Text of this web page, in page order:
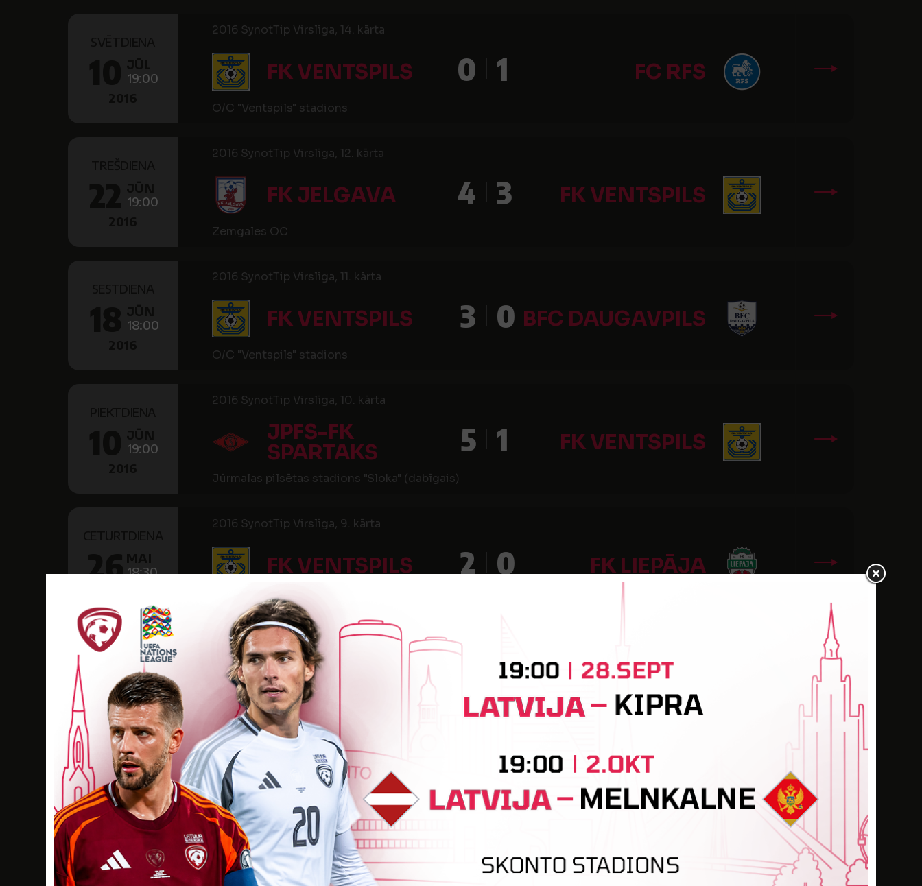
19:00
2016 SynotTip Virslīga, 14. kārta
FK VENTSPILS 0 FC RFS
1
O/C "Ventspils" stadions
19:00
2016 SynotTip Virslīga, 12. kārta
FK JELGAVA 4 FK VENTSPILS
3
Zemgales OC
18:00
2016 SynotTip Virslīga, 11. kārta
FK VENTSPILS 3 BFC DAUGAVPILS
0
O/C "Ventspils" stadions
19:00
2016 SynotTip Virslīga, 10. kārta
JPFS-FK
SPARTAKS 5 FK VENTSPILS
1
Jūrmalas pilsētas stadions "Sloka" (dabīgais)
2618:30
2016 SynotTip Virslīga, 9. kārta
FK VENTSPILS 2 FK LIEPĀJA
0
O/C "Ventspils" stadions
PIEKTDIENA
13 MAI
18:00
2016
2016 SynotTip Virslīga, 8. kārta
RIGA FC FK VENTSPILS
1
Skonto stadions
SVĒTDIENA
8 MAI
17:00
2016
2016 SynotTip Virslīga, 7. kārta
FC RFS 1 FK VENTSPILS
2
Kauguru vidusskolas stadions